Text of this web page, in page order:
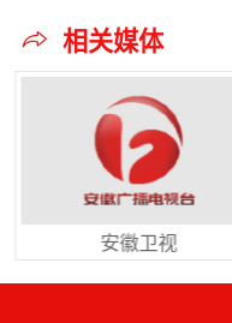
相关媒体
安徽卫视